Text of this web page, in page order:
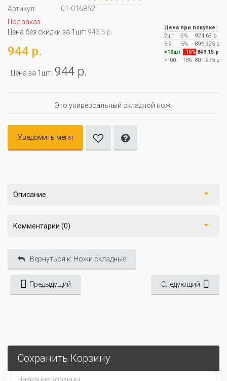
Артикул:
01-016862
Под заказ
Цена без скидки за 1шт: 943.5 р.
944 р.
Цена за 1шт: 944 р.
Цена при покупке:
2шт
-2%
924.63 р
5-9
-5%
896.325 р
>10шт -10% 849.15 р
>100
-15% 801.975 р
Это универсальный складной нож.
Уведомить меня
Описание
Комментарии (0)
Вернуться к: Ножи складные
Предыдущий Следующий
Сохранить Корзину